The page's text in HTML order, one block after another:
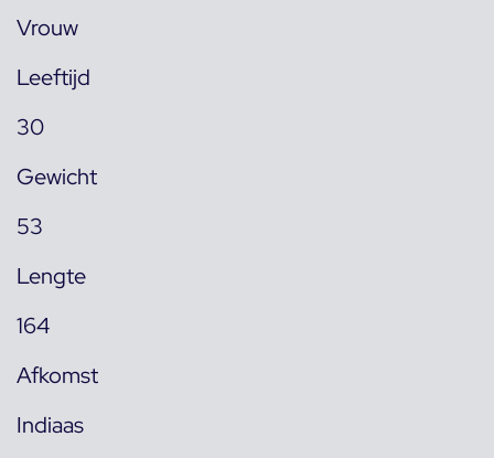
Vrouw
Leeftijd
30
Gewicht
53
Lengte
164
Afkomst
Indiaas